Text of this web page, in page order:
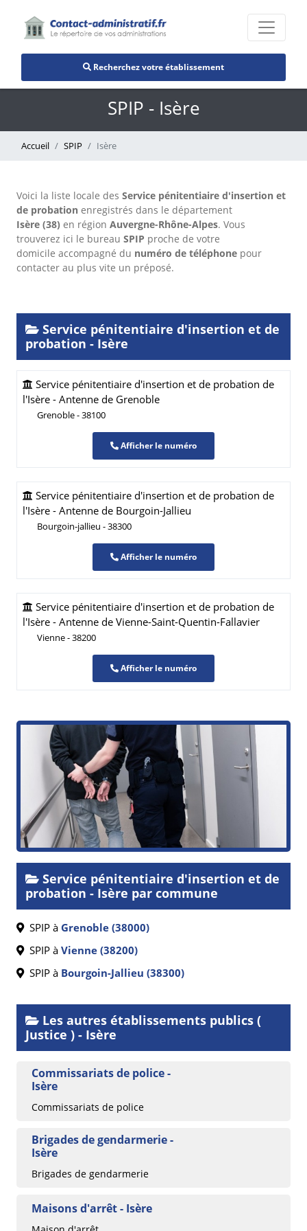
Recherchez votre établissement
SPIP - Isère
Accueil SPIP Isère
Voici la liste locale des Service pénitentiaire d'insertion et
de probation enregistrés dans le département
Isère (38) en région Auvergne-Rhône-Alpes. Vous
trouverez ici le bureau SPIP proche de votre
domicile accompagné du numéro de téléphone pour
contacter au plus vite un préposé.
Service pénitentiaire d'insertion et de
probation - Isère
Service pénitentiaire d'insertion et de probation de
l'Isère - Antenne de Grenoble
Grenoble - 38100
Afficher le numéro
Service pénitentiaire d'insertion et de probation de
l'Isère - Antenne de Bourgoin-Jallieu
Bourgoin-jallieu - 38300
Afficher le numéro
Service pénitentiaire d'insertion et de probation de
l'Isère - Antenne de Vienne-Saint-Quentin-Fallavier
Vienne - 38200
Afficher le numéro
Service pénitentiaire d'insertion et de
probation - Isère par commune
SPIP à Grenoble (38000)
SPIP à Vienne (38200)
SPIP à Bourgoin-Jallieu (38300)
Les autres établissements publics (
Justice ) - Isère
Commissariats de police -
Isère
Commissariats de police
Brigades de gendarmerie -
Isère
Brigades de gendarmerie
Maisons d'arrêt - Isère